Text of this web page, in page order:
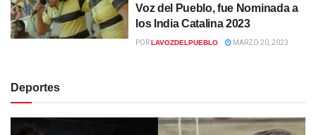
Voz del Pueblo, fue Nominada a
los India Catalina 2023
PORLAVOZDELPUEBLO MARZO 20, 2023
Deportes